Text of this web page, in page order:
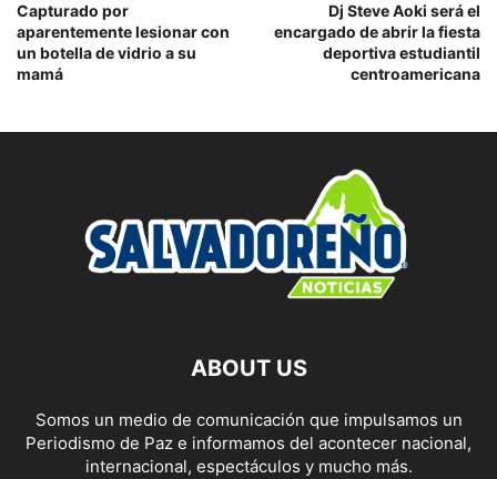
Capturado por
aparentemente lesionar con
un botella de vidrio a su
mamá
Dj Steve Aoki será el
encargado de abrir la fiesta
deportiva estudiantil
centroamericana
ABOUT US
Somos un medio de comunicación que impulsamos un
Periodismo de Paz e informamos del acontecer nacional,
internacional, espectáculos y mucho más.